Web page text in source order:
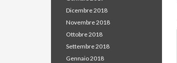
Dicembre 2018
Novembre 2018
Ottobre 2018
Settembre 2018
Gennaio 2018